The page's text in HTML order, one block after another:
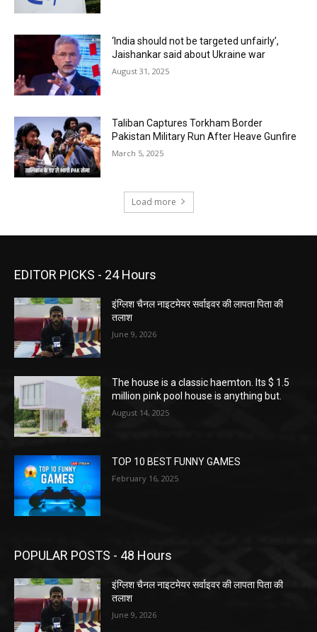
‘India should not be targeted unfairly’,
Jaishankar said about Ukraine war
August 31, 2025
Taliban Captures Torkham Border
Pakistan Military Run After Heave Gunfire
March 5, 2025
Load more
EDITOR PICKS - 24 Hours
इंग्लिश चैनल नाइटमेयर सर्वाइवर की लापता पिता की
तलाश
June 9, 2026
The house is a classic haemton. Its $ 1.5
million pink pool house is anything but.
August 14, 2025
TOP 10 BEST FUNNY GAMES
February 16, 2025
POPULAR POSTS - 48 Hours
इंग्लिश चैनल नाइटमेयर सर्वाइवर की लापता पिता की
तलाश
June 9, 2026